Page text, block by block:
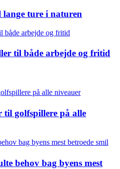
ture i naturen
til både arbejde og fritid
golfspillere på alle
behov bag byens mest